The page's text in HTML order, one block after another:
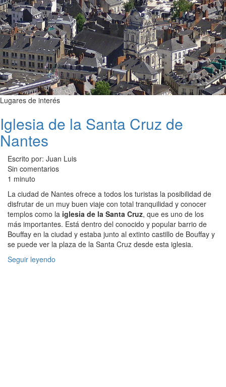
Lugares de interés
Iglesia de la Santa Cruz de
Nantes
Escrito por: Juan Luis
Sin comentarios
1 minuto
La ciudad de Nantes ofrece a todos los turistas la posibilidad de
disfrutar de un muy buen viaje con total tranquilidad y conocer
templos como la iglesia de la Santa Cruz, que es uno de los
más importantes. Está dentro del conocido y popular barrio de
Bouffay en la ciudad y estaba junto al extinto castillo de Bouffay y
se puede ver la plaza de la Santa Cruz desde esta iglesia.
Seguir leyendo